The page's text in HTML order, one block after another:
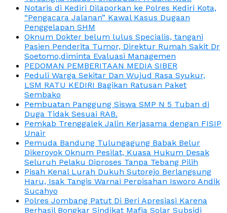
Notaris di Kediri Dilaporkan ke Polres Kediri Kota,
“Pengacara Jalanan” Kawal Kasus Dugaan
Penggelapan SHM
Oknum Dokter belum lulus Specialis, tangani
Pasien Penderita Tumor, Direktur Rumah Sakit Dr
Soetomo,diminta Evaluasi Managemen
PEDOMAN PEMBERITAAN MEDIA SIBER
Peduli Warga Sekitar Dan Wujud Rasa Syukur,
LSM RATU KEDIRI Bagikan Ratusan Paket
Sembako
Pembuatan Panggung Siswa SMP N 5 Tuban di
Duga Tidak Sesuai RAB.
Pemkab Trenggalek Jalin Kerjasama dengan FISIP
Unair
Pemuda Bandung Tulungagung Babak Belur
Dikeroyok Oknum Pesilat, Kuasa Hukum Desak
Seluruh Pelaku Diproses Tanpa Tebang Pilih
Pisah Kenal Lurah Dukuh Sutorejo Berlangsung
Haru, Isak Tangis Warnai Perpisahan Isworo Andik
Sucahyo
Polres Jombang Patut Di Beri Apresiasi Karena
Berhasil Bongkar Sindikat Mafia Solar Subsidi